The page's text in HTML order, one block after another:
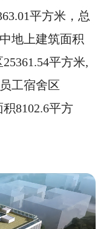
平方米，总
地上建筑面积
平方米,
工宿舍区
8102.6平方